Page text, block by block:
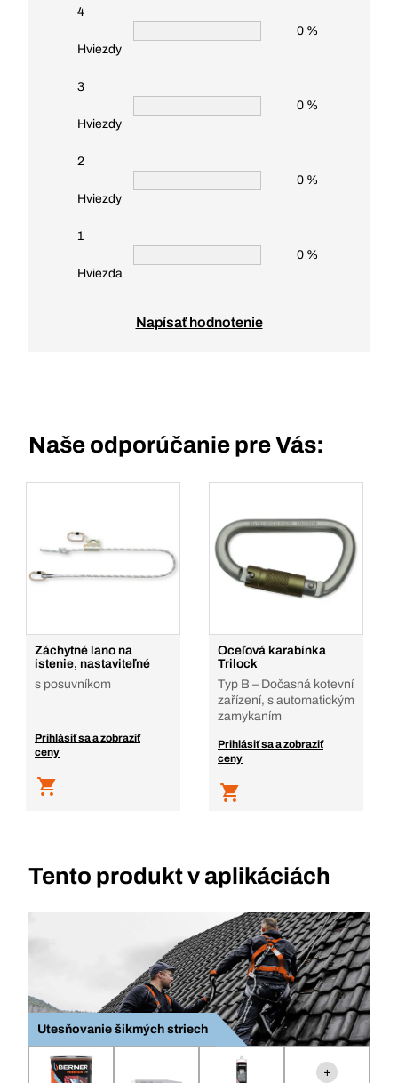
4
Hviezdy
0 %
3
Hviezdy
0 %
2
Hviezdy
0 %
1
Hviezda
0 %
Napísať hodnotenie
Naše odporúčanie pre Vás:
Záchytné lano na
istenie, nastaviteľné
s posuvníkom
Prihlásiť sa a zobraziť
ceny
Oceľová karabínka
Trilock
Typ B – Dočasná kotevní
zařízení, s automatickým
zamykaním
Prihlásiť sa a zobraziť
ceny
Tento produkt v aplikáciách
Utesňovanie šikmých striech
+